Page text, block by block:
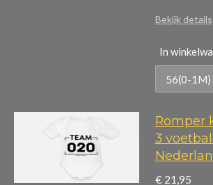
Bekijk details
In
Romper
3
€ 21,95